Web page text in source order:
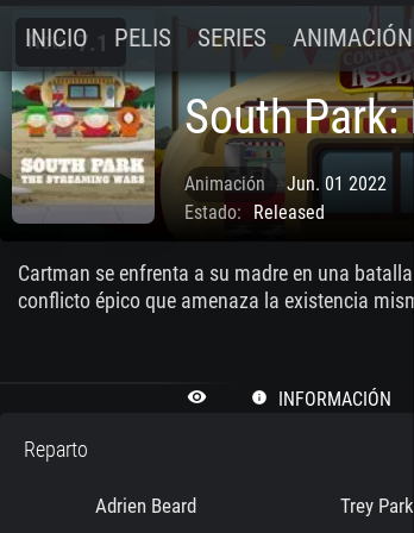
INICIO PELIS SERIES ANIMACIÓN
Nota:7.1
South Park:
Animación
Jun. 01 2022
Estado:
Released
Cartman se enfrenta a su madre en una
conflicto épico que amenaza la existencia
remove_red_eye info INFORMACIÓN
Reparto
Adrien Beard Trey